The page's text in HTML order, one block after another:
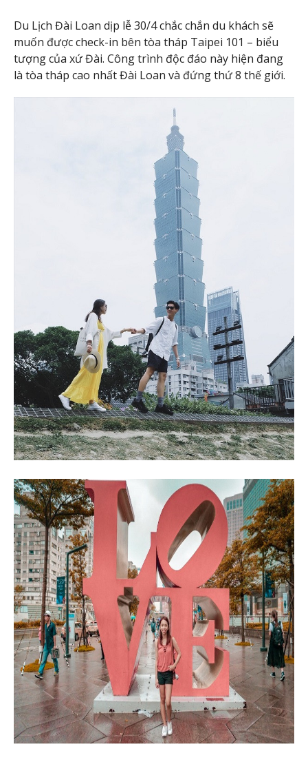
Du Lịch Đài Loan dịp lễ 30/4 chắc chắn du khách sẽ
muốn được check-in bên tòa tháp Taipei 101 – biểu
tượng của xứ Đài. Công trình độc đáo này hiện đang
là tòa tháp cao nhất Đài Loan và đứng thứ 8 thế giới.